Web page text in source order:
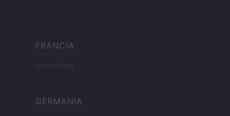
FRANCIA
InvestirMag
GERMANIA